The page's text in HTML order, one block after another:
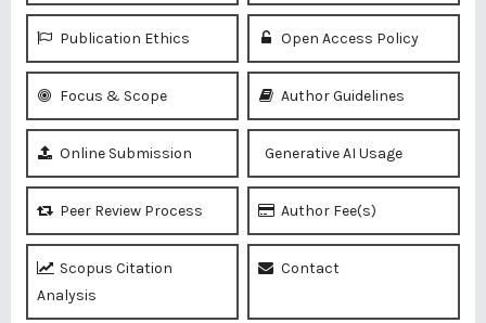
Publication Ethics Open Access Policy
Focus & Scope Author Guidelines
Online Submission Generative AI Usage
Peer Review Process Author Fee(s)
Scopus Citation
Analysis
Contact